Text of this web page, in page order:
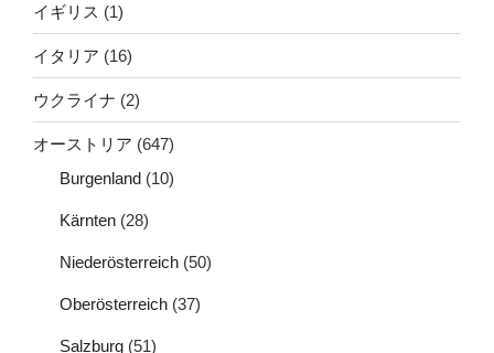
イギリス (1)
イタリア (16)
ウクライナ (2)
オーストリア (647)
Burgenland (10)
Kärnten (28)
Niederösterreich (50)
Oberösterreich (37)
Salzburg (51)